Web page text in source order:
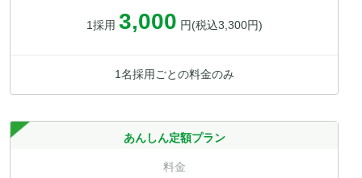
1採用 3,000 円(税込3,300円)
1名採用ごとの料金のみ
あんしん定額プラン
料金